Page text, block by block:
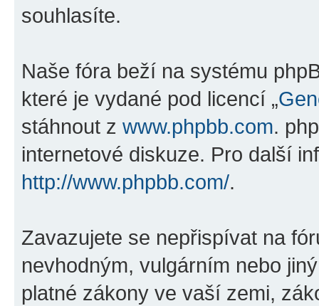
souhlasíte.
Naše fóra beží na systému
které je vydané pod licencí „
stáhnout z www.phpbb.com.
internetové diskuze. Pro další
http://www.phpbb.com/.
Zavazujete se nepřispívat na
nevhodným, vulgárním nebo
platné zákony ve vaší zemi,